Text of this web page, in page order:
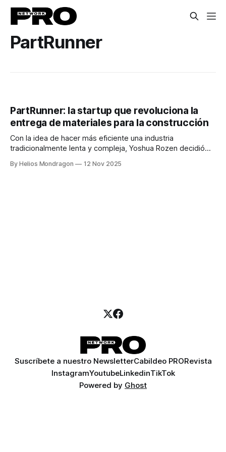
PartRunner
PartRunner: la startup que revoluciona la
entrega de materiales para la construcción
Con la idea de hacer más eficiente una industria
tradicionalmente lenta y compleja, Yoshua Rozen decidió
la entrega de piezas y materiales para contratistas. Su
By Helios Mondragon 12 Nov 2025
Suscríbete a nuestro NewsletterCabildeo PRORevista
InstagramYoutubeLinkedinTikTok
Powered by Ghost